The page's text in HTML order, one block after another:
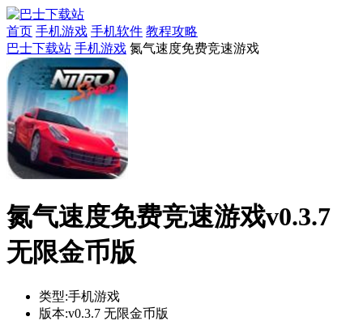
首页 手机游戏 手机软件 教程攻略
巴士下载站 手机游戏 氮气速度免费竞速游戏
氮气速度免费竞速游戏v0.3.7
无限金币版
类型:手机游戏
版本:v0.3.7 无限金币版